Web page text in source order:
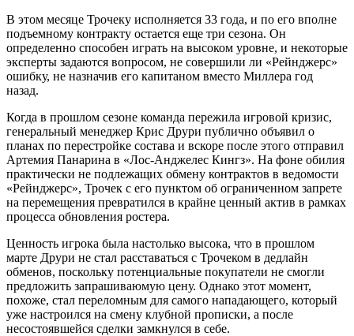
В этом месяце Трочеку исполняется 33 года, и по его вполне
подъемному контракту остается еще три сезона. Он
определенно способен играть на высоком уровне, и некоторые
эксперты задаются вопросом, не совершили ли «Рейнджерс»
ошибку, не назначив его капитаном вместо Миллера год
назад.
Когда в прошлом сезоне команда пережила игровой кризис,
генеральный менеджер Крис Друри публично объявил о
планах по перестройке состава и вскоре после этого отправил
Артемия Панарина в «Лос-Анджелес Кингз». На фоне обилия
практически не подлежащих обмену контрактов в ведомости
«Рейнджерс», Трочек с его пунктом об ограниченном запрете
на перемещения превратился в крайне ценный актив в рамках
процесса обновления ростера.
Ценность игрока была настолько высока, что в прошлом
марте Друри не стал расставаться с Трочеком в дедлайн
обменов, поскольку потенциальные покупатели не смогли
предложить запрашиваюмую цену. Однако этот момент,
похоже, стал переломным для самого нападающего, который
уже настроился на смену клубной прописки, а после
несостоявшейся сделки замкнулся в себе.